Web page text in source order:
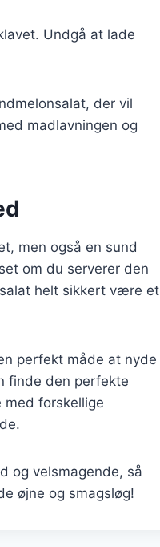
Undgå at lade
der vil
madlavningen og
men også en sund
om du serverer den
helt sikkert være et
perfekt måde at nyde
finde den perfekte
med forskellige
og velsmagende, så
øjne og smagsløg!